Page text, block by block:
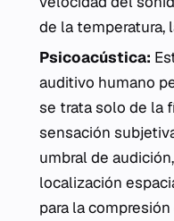
de la temperatura,
Psicoacústica:
auditivo humano
se trata solo de la
sensación
umbral de
localización
para la